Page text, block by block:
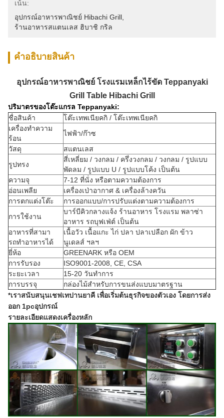
เน้น:
อุปกรณ์อาหารพาณิชย์ Hibachi Grill
ร้านอาหารสแตนเลส ฮิบาชิ กริล
คําอธิบายสินค้า
อุปกรณ์อาหารพาณิชย์ โรงแรมเหล็กไร้ขัด Teppanyaki
Grill Table Hibachi Grill
ปริมาตรของโต๊ะแกรล Teppanyaki:
ชื่อสินค้า
โต๊ะเทพเนียคกิ / โต๊ะเทพเนียคกิ
เครื่องทําความ
ร้อน
ไฟฟ้า/ก๊าซ
วัสดุ
สแตนเลส
รูปทรง
สี่เหลี่ยม / วงกลม / ครึ่งวงกลม / วงกลม / รูปแบบ
พัดลม / รูปแบบ U / รูปแบบโค้ง เป็นต้น
ความจุ
7-12 ที่นั่ง หรือตามความต้องการ
อ่อนเพลีย
เครื่องเป่าอากาศ & เครื่องล้างควัน
การตกแต่งโต๊ะ
การออกแบบ/การปรับแต่งตามความต้องการ
การใช้งาน
บาร์บีคิวกลางแจ้ง ร้านอาหาร โรงแรม พลาซ่า
อาหาร รถบุฟเฟ่ต์ เป็นต้น
อาหารที่สามา
รถทําอาหารได้
เนื้อวัว เนื้อแกะ ไก่ ปลา ปลาเปลือก ผัก ข้าว
นูเดลส์ ฯลฯ
ยี่ห้อ
GREENARK หรือ OEM
การรับรอง
ISO9001-2008, CE, CSA
ระยะเวลา
15-20 วันทําการ
การบรรจุ
กล่องไม้สําหรับการขนส่งแบบมาตรฐาน
*เราสนับสนุนเชฟเทปานยาคี เพื่อเริ่มต้นธุรกิจของตัวเอง โดยการส่ง
ออก 1pcอุปกรณ์
รายละเอียดแสดงเครื่องหลัก